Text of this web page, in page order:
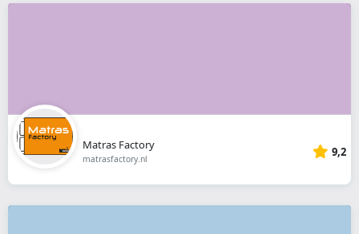
Matras Factory
matrasfactory.nl 9,2